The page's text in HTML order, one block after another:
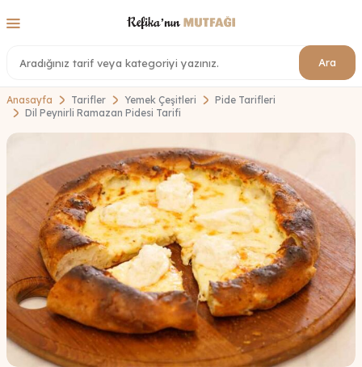
Ara
Anasayfa Tarifler Yemek Çeşitleri
Pide Tarifleri
Dil Peynirli Ramazan Pidesi Tarifi